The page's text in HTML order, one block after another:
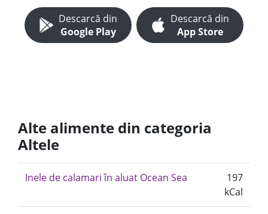
Descarcă din
Google Play
Descarcă din
App Store
Alte alimente din categoria
Altele
Inele de calamari în aluat Ocean Sea
197
kCal